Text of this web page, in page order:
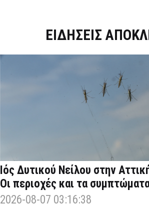
ΕΙΔΗΣΕΙΣ
Ιός Δυτικού Νείλου στην
Οι περιοχές και τα
2026-08-07 03:16:38